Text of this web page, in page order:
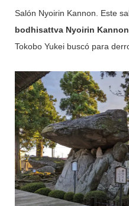
Salón Nyoirin Kannon. Este
bodhisattva Nyoirin
Tokobo Yukeibuscó para